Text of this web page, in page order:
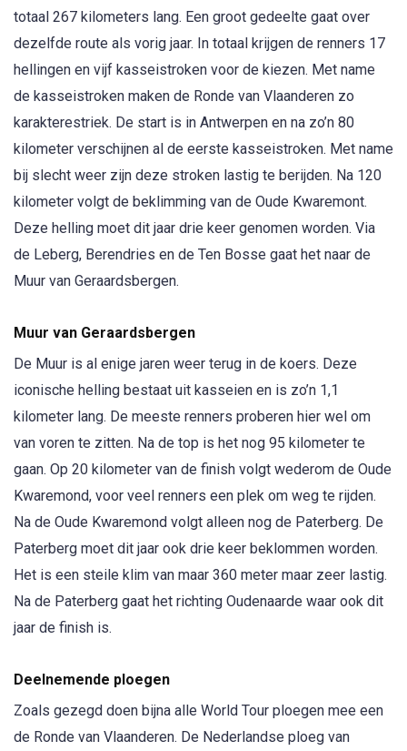
totaal 267 kilometers lang. Een groot gedeelte gaat over
dezelfde route als vorig jaar. In totaal krijgen de renners 17
hellingen en vijf kasseistroken voor de kiezen. Met name
de kasseistroken maken de Ronde van Vlaanderen zo
karakterestriek. De start is in Antwerpen en na zo’n 80
kilometer verschijnen al de eerste kasseistroken. Met name
bij slecht weer zijn deze stroken lastig te berijden. Na 120
kilometer volgt de beklimming van de Oude Kwaremont.
Deze helling moet dit jaar drie keer genomen worden. Via
de Leberg, Berendries en de Ten Bosse gaat het naar de
Muur van Geraardsbergen.
Muur van Geraardsbergen
De Muur is al enige jaren weer terug in de koers. Deze
iconische helling bestaat uit kasseien en is zo’n 1,1
kilometer lang. De meeste renners proberen hier wel om
van voren te zitten. Na de top is het nog 95 kilometer te
gaan. Op 20 kilometer van de finish volgt wederom de Oude
Kwaremond, voor veel renners een plek om weg te rijden.
Na de Oude Kwaremond volgt alleen nog de Paterberg. De
Paterberg moet dit jaar ook drie keer beklommen worden.
Het is een steile klim van maar 360 meter maar zeer lastig.
Na de Paterberg gaat het richting Oudenaarde waar ook dit
jaar de finish is.
Deelnemende ploegen
Zoals gezegd doen bijna alle World Tour ploegen mee een
de Ronde van Vlaanderen. De Nederlandse ploeg van